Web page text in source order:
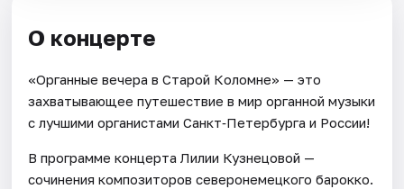
О концерте
«Органные вечера в Старой Коломне» — это
захватывающее путешествие в мир органной музыки
с лучшими органистами Санкт‑Петербурга и России!
В программе концерта Лилии Кузнецовой —
сочинения композиторов северонемецкого барокко.